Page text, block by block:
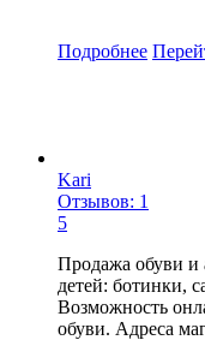
Подробнее
Kari
Отзывов: 1
5
Продажа обуви и
детей: ботинки,
Возможность
обуви. Адреса